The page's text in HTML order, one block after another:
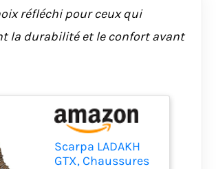
réfléchi pour ceux qui
la durabilité et le confort avant
Scarpa LADAKH
GTX, Chaussures